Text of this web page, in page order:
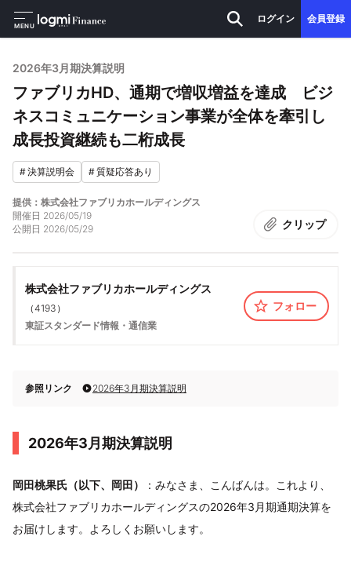
MENU
ログイン 会員登録
2026年3月期決算説明
ファブリカHD、通期で増収増益を達成 ビジ
ネスコミュニケーション事業が全体を牽引し
成⻑投資継続も⼆桁成⻑
#決算説明会 #質疑応答あり
提供：株式会社ファブリカホールディングス
開催日 2026/05/19
公開日 2026/05/29 クリップ
株式会社ファブリカホールディングス
（4193 ）
東証スタンダード情報・通信業
フォロー
参照リンク 2026年3月期決算説明
2026年3月期決算説明
岡田桃果氏（以下、岡田）
：みなさま、こんばんは。これより、
株式会社ファブリカホールディングスの2026年3月期通期決算を
お届けします。よろしくお願いします。